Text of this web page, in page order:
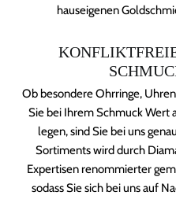
hauseigenen
Ob besondere Ohrringe,
Sie bei Ihrem Schmuck Wert
legen, sind Sie bei uns
Sortiments wird durch
Expertisen renommierter
sodass Sie sich bei uns auf